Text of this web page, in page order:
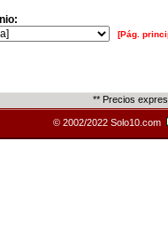
[Pág.
** Precios
© 2002/2022 Solo10.com